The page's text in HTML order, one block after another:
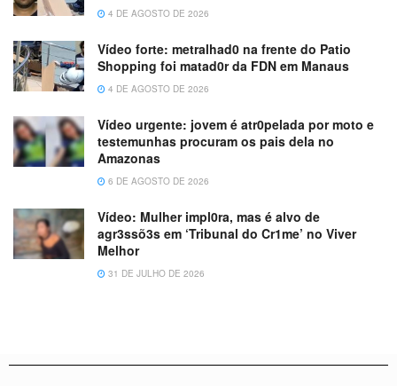
4 DE AGOSTO DE 2026
Vídeo forte: metralhad0 na frente do Patio
Shopping foi matad0r da FDN em Manaus
4 DE AGOSTO DE 2026
Vídeo urgente: jovem é atr0pelada por moto e
testemunhas procuram os pais dela no
Amazonas
6 DE AGOSTO DE 2026
Vídeo: Mulher impl0ra, mas é alvo de
agr3ssõ3s em ‘Tribunal do Cr1me’ no Viver
Melhor
31 DE JULHO DE 2026